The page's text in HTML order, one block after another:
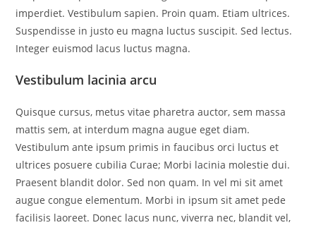
imperdiet. Vestibulum sapien. Proin quam. Etiam ultrices.
Suspendisse in justo eu magna luctus suscipit. Sed lectus.
Integer euismod lacus luctus magna.
Vestibulum lacinia arcu
Quisque cursus, metus vitae pharetra auctor, sem massa
mattis sem, at interdum magna augue eget diam.
Vestibulum ante ipsum primis in faucibus orci luctus et
ultrices posuere cubilia Curae; Morbi lacinia molestie dui.
Praesent blandit dolor. Sed non quam. In vel mi sit amet
augue congue elementum. Morbi in ipsum sit amet pede
facilisis laoreet. Donec lacus nunc, viverra nec, blandit vel,